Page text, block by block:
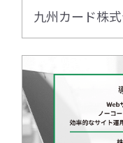
九州カード株